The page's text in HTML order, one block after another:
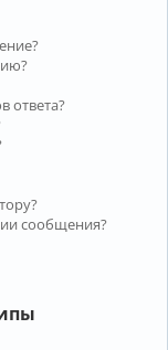
ответа?
сообщения?